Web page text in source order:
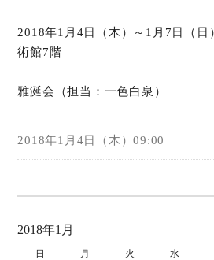
2018年1月4日（木）～1月7日（
術館7階
雅涎会（担当：一色白泉）
2018年1月4日（木）09:00
2018年1月
日 月 火 水
お問い合わせ